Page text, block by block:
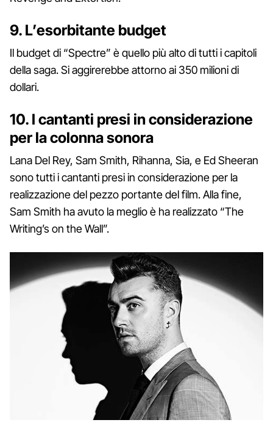
9. L’esorbitante budget
Il budget di “Spectre” è quello più alto di tutti i capitoli
della saga. Si aggirerebbe attorno ai 350 milioni di
dollari.
10. I cantanti presi in considerazione
per la colonna sonora
Lana Del Rey, Sam Smith, Rihanna, Sia, e Ed Sheeran
sono tutti i cantanti presi in considerazione per la
realizzazione del pezzo portante del film. Alla fine,
Sam Smith ha avuto la meglio è ha realizzato “The
Writing’s on the Wall”.